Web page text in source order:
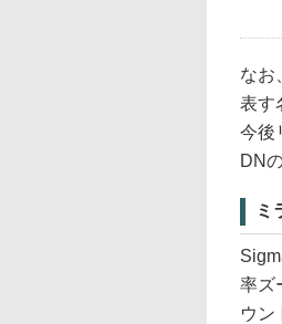
なお
表す
今後
DN
ミ
率ズ
ウン